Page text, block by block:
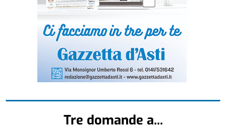
Tre domande a...